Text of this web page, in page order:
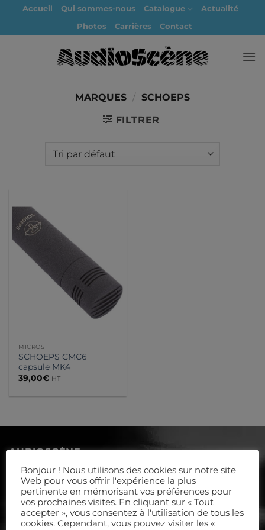
Passer
contenu
Accueil Qui sommes-nous Catalogue
Actualité
Photos
Carrières Contact
MARQUES / SCHOEPS
FILTRER
MICROS
SCHOEPS CMC6
capsule MK4
39,00€ HT
AUDIOSCÈNE
Le Petit Aulnay - rue de Davron
Accès par la RD30 uniquement
Bonjour ! Nous utilisons des cookies sur notre site
Web pour vous offrir l'expérience la plus
pertinente en mémorisant vos préférences pour
vos prochaines visites. En cliquant sur « Tout
accepter », vous consentez à l'utilisation de tous les
cookies. Cependant, vous pouvez visiter les «